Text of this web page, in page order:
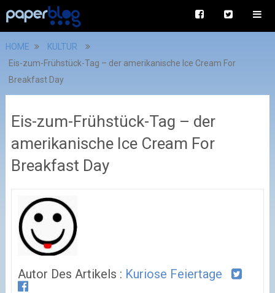
HOME
KULTUR
Eis-zum-Frühstück-Tag – der amerikanische Ice Cream For
Breakfast Day
Eis-zum-Frühstück-Tag – der
amerikanische Ice Cream For
Breakfast Day
Autor Des Artikels : Kuriose Feiertage